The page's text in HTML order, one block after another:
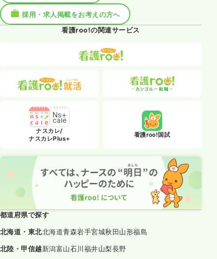
採用・求人掲載をお考えの方へ
看護roo!の関連サービス
ナスカレ/
ナスカレPlus+
看護roo!国試
都道府県で探す
北海道・東北北海道青森岩手宮城秋田山形福島
北陸・甲信越新潟富山石川福井山梨長野